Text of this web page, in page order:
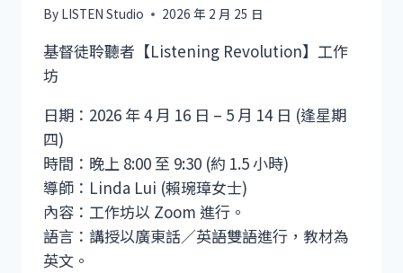
By LISTEN Studio 2026 年 2 月 25 日
基督徒聆聽者【Listening Revolution】工作
坊
日期：2026 年 4 月 16 日 – 5 月 14 日 (逢星期
四)
時間：晚上 8:00 至 9:30 (約 1.5 小時)
導師：Linda Lui (賴琬璋女士)
內容：工作坊以 Zoom 進行。
語言：講授以廣東話／英語雙語進行，教材為
英文。